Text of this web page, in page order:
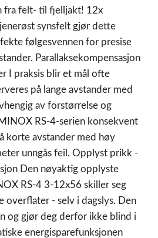
fra felt- til fjelljakt! 12x
synsfelt gjør dette
følgesvennen for presise
Parallaksekompensasjon
I praksis blir et mål ofte
på lange avstander med
av forstørrelse og
RS-4-serien konsekvent
korte avstander med høy
unngås feil. Opplyst prikk -
Den nøyaktig opplyste
RS-4 3-12x56 skiller seg
overflater - selv i dagslys. Den
og gjør deg derfor ikke blind i
energisparefunksjonen